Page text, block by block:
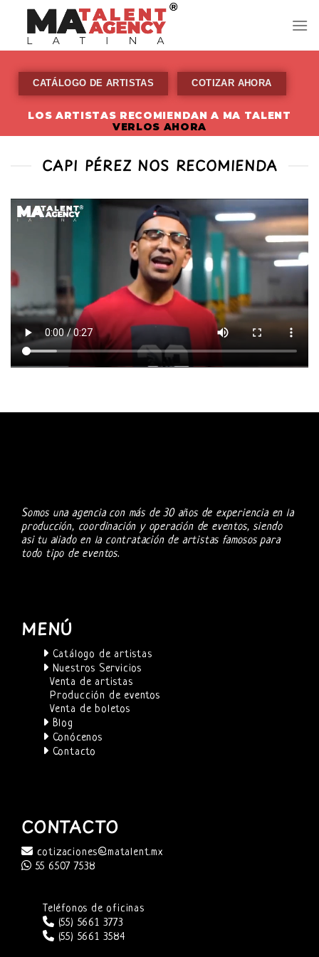
content
CATÁLOGO DE ARTISTAS COTIZAR AHORA
LOS ARTISTAS RECOMIENDAN A MA TALENT
VERLOS AHORA
CAPI PÉREZ NOS RECOMIENDA
Somos una agencia con más de 30 años de experiencia en la
producción, coordinación y operación de eventos, siendo
asi tu aliado en la contratación de artistas famosos para
todo tipo de eventos.
MENÚ
Catálogo de artistas
Nuestros Servicios
Venta de artistas
Producción de eventos
Venta de boletos
Blog
Conócenos
Contacto
CONTACTO
cotizaciones@matalent.mx
55 6507 7538
Teléfonos de oficinas
(55) 5661 3773
(55) 5661 3584